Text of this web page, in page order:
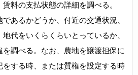
料の支払状態の詳細を調べる。
あるかどうか、付近の交通状況、
代をいくらくらいとっているか、
調べる。なお、農地を譲渡担保に
をする時、または質権を設定する時